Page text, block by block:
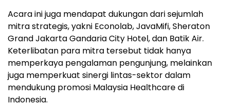
Acara ini juga mendapat dukungan dari sejumlah
mitra strategis, yakni Econolab, JavaMifi, Sheraton
Grand Jakarta Gandaria City Hotel, dan Batik Air.
Keterlibatan para mitra tersebut tidak hanya
memperkaya pengalaman pengunjung, melainkan
juga memperkuat sinergi lintas-sektor dalam
mendukung promosi Malaysia Healthcare di
Indonesia.